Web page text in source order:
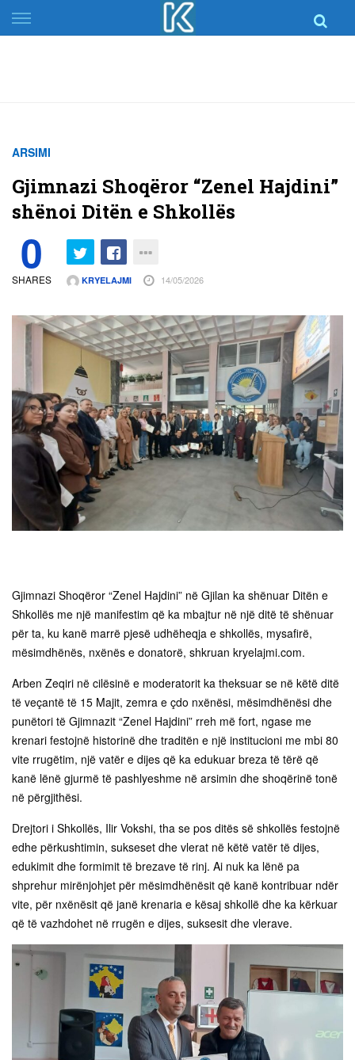
Skip
to
ARSIMI
Gjimnazi Shoqëror “Zenel Hajdini”
shënoi Ditën e Shkollës
0
SHARES KRYELAJMI 14/05/2026
Gjimnazi Shoqëror “Zenel Hajdini” në Gjilan ka shënuar Ditën e
Shkollës me një manifestim që ka mbajtur në një ditë të shënuar
për ta, ku kanë marrë pjesë udhëheqja e shkollës, mysafirë,
mësimdhënës, nxënës e donatorë, shkruan kryelajmi.com.
Arben Zeqiri në cilësinë e moderatorit ka theksuar se në këtë ditë
të veçantë të 15 Majit, zemra e çdo nxënësi, mësimdhënësi dhe
punëtori të Gjimnazit “Zenel Hajdini” rreh më fort, ngase me
krenari festojnë historinë dhe traditën e një institucioni me mbi 80
vite rrugëtim, një vatër e dijes që ka edukuar breza të tërë që
kanë lënë gjurmë të pashlyeshme në arsimin dhe shoqërinë tonë
në përgjithësi.
Drejtori i Shkollës, Ilir Vokshi, tha se pos ditës së shkollës festojnë
edhe përkushtimin, sukseset dhe vlerat në këtë vatër të dijes,
edukimit dhe formimit të brezave të rinj. Ai nuk ka lënë pa
shprehur mirënjohjet për mësimdhënësit që kanë kontribuar ndër
vite, për nxënësit që janë krenaria e kësaj shkollë dhe ka kërkuar
që të vazhdohet në rrugën e dijes, suksesit dhe vlerave.